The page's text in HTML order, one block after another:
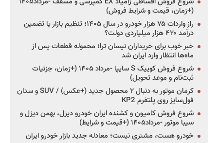
(+زمان، قیمت و شرایط فروش)
راز واردات ۷۵ هزار خودرو در سال ۱۴۰۵؛ تنظیم بازار یا تضمین
درآمد ۴۲۰ هزار میلیاردی دولت؟
خبر خوب برای خریداران نیسان ترا؛ محموله قطعات پس از
ماه‌ها انتظار وارد ایران شد
شروع فروش کوییک S سایپا -مرداد ۱۴۰۵ (+زمان، جزئیات
ثبت‌نام و موعد تحویل)
کرمان موتور به دنبال ۲ محصول جدید (+عکس) / SUV و سدان
فول‌سایز روی پلتفرم KP2
شروع فروش کامیون و کشنده ایران خودرو دیزل، بهمن دیزل و
سیبا موتور -مرداد۱۴۰۵ (+قیمت و شرایط)
خودرو هست، مشتری نیست؛ معادله جدید بازار خودرو ایران